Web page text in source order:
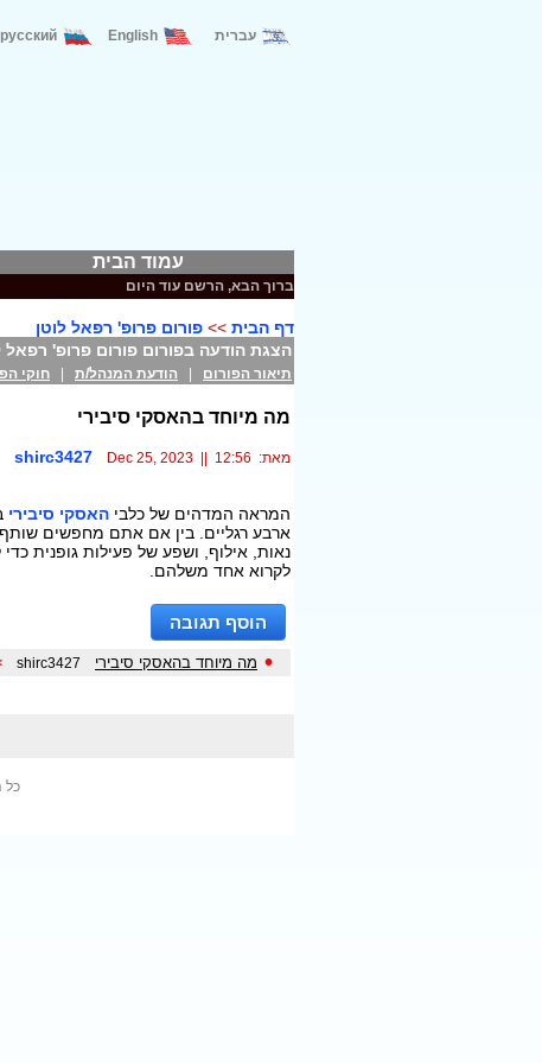
עברית English
русский
עמוד הבית
דף הבית >> פורום פרופ' רפאל לוטן
הצגת הודעה בפורום פורום פרופ' רפאל
תיאור הפורום
הודעת המנהל/ת חוקי
מה מיוחד בהאסקי סיבירי
מאת: shirc3427 Dec 25, 2023 || 12:56
המראה המדהים של כלבי האסקי סיבירי
ארבע רגליים. בין אם אתם מחפשים
נאות, אילוף, ושפע של פעילות גופנית
לקרוא אחד משלהם.
הוסף תגובה
• מה מיוחד בהאסקי סיבירי shirc3427
כל